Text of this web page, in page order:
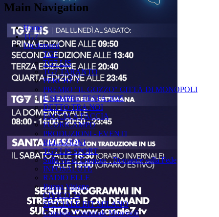
Main Navigation
Home
TG7
On demand
TG7
TG7 LIS
TG7 TARANTO
PERCHÉ ?
PREMIO "IL GOZZO" CITTÀ DI MONOPOLI
È SEMPRE FESTA 2025
DETTO TRA NOI
FACCIA A FACCIA
FUORICAMPO
PRODUZIONI - EVENTI
RELAZIONI
TG7 LIS SPORT
Sulla via di Emmaus - Domande sulla Fede
INFOSALUTE
RADIO ELLE
Buona Visione
CIVICO 74
SPECIALE BIT MILANO
Consiglio Comunale Monopoli